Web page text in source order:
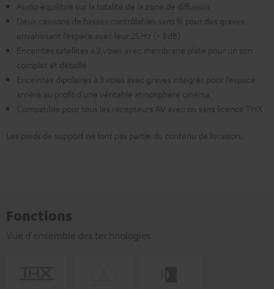
Audio équilibré sur la totalité de la zone de diffusion
Deux caissons de basses contrôlables sans fil pour des graves
envahissant l’espace avec leur 25 Hz (- 3 dB)
Enceintes satellites à 2 voies avec membrane plate pour un son
complet et détaillé
Enceintes dipolaires à 3 voies avec graves intégrés pour l’espace
arrière au profit d’une véritable atmosphère cinéma
Compatible pour tous les récepteurs AV avec ou sans licence THX
Les pieds de support ne font pas partie du contenu de livraison.
Fonctions
Vue d'ensemble des technologies